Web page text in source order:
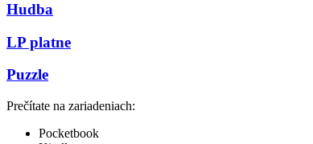
Hudba
LP platne
Puzzle
Prečítate na zariadeniach:
Pocketbook